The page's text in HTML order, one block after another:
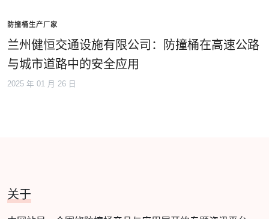
防撞桶生产厂家
兰州健恒交通设施有限公司：防撞桶在高速公路
与城市道路中的安全应用
2025 年 01 月 26 日
关于